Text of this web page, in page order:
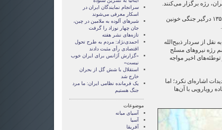
رژه برگزار می‌کنند.
عراق و ایران، ۳۱ شهریور سال ۱۳۵۹ درگیر جنگی خونین
نقل از سردار ذبیح‌الله
رژه نیروهای مسلح
اخیر مواجه
اشاره‌ای نکرد؛ اما
رویارویی با آن‌ها
سرانجام نمایندگان ایران در
اسکار معرفی می‌شوند
شیرهای آلوده به ملامین در چین،
جان چهار نوزاد را گرفت
تازه‌های نشر هفته
احمدی‌نژاد: مردم به طرح تحول
اقتصادی رأی مثبت دادند
«گزارش آژانس برای ایران خوب
نیست»
استقلال با شش گل از بحران
خارج شد
یک فرمانده نظامی ایران: ما مرد
جنگ هستیم
موضوعات
آسيای ميانه
آسیا
آفریقا